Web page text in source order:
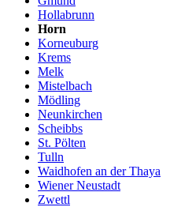
Hollabrunn
Horn
Korneuburg
Krems
Melk
Mistelbach
Mödling
Neunkirchen
Scheibbs
St. Pölten
Tulln
Waidhofen an der Thaya
Wiener Neustadt
Zwettl